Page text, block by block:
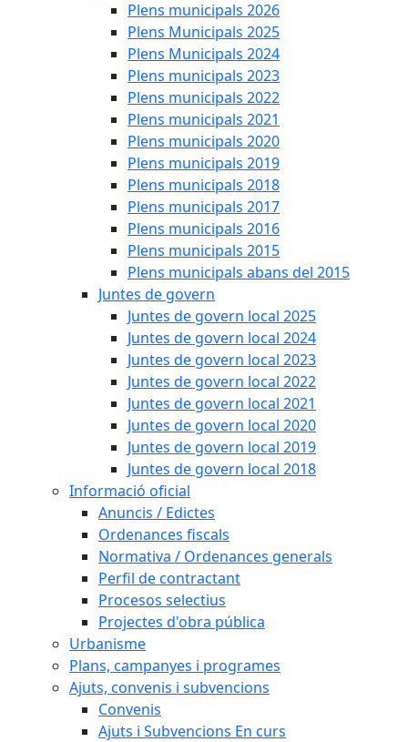
Plens municipals 2026
Plens Municipals 2025
Plens Municipals 2024
Plens municipals 2023
Plens municipals 2022
Plens municipals 2021
Plens municipals 2020
Plens municipals 2019
Plens municipals 2018
Plens municipals 2017
Plens municipals 2016
Plens municipals 2015
Plens municipals abans del 2015
Juntes de govern
Juntes de govern local 2025
Juntes de govern local 2024
Juntes de govern local 2023
Juntes de govern local 2022
Juntes de govern local 2021
Juntes de govern local 2020
Juntes de govern local 2019
Juntes de govern local 2018
Informació oficial
Anuncis / Edictes
Ordenances fiscals
Normativa / Ordenances generals
Perfil de contractant
Procesos selectius
Projectes d'obra pública
Urbanisme
Plans, campanyes i programes
Ajuts, convenis i subvencions
Convenis
Ajuts i Subvencions En curs